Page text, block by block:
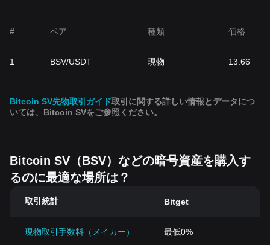
# ペア 種類 価格
1 BSV/USDT 現物 13.66
Bitcoin SV先物取引ガイド取引に関する詳しい情報とデータにつ
いては、Bitcoin SVをご参照ください。
Bitcoin SV（BSV）などの暗号資産を購入す
るのに最適な場所は？
取引統計 Bitget
現物取引手数料（メイカー） 最低0%